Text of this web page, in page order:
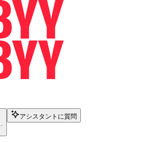
アシスタントに質問